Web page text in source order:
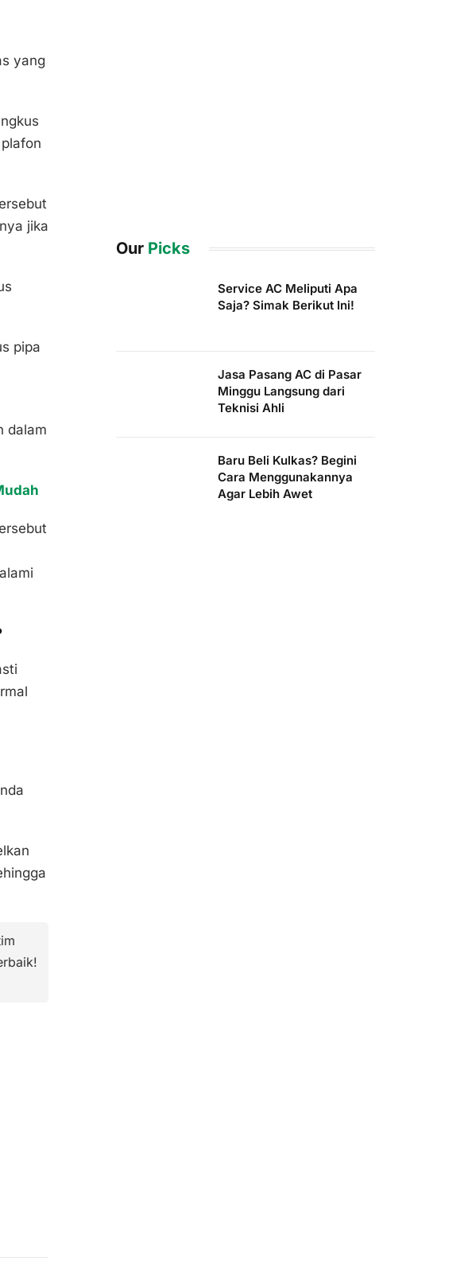
yang
jika
pipa
dalam
Our Picks
Service AC Meliputi Apa
Saja? Simak Berikut Ini!
Jasa Pasang AC di Pasar
Minggu Langsung dari
Teknisi Ahli
Baru Beli Kulkas? Begini
Cara Menggunakannya
Agar Lebih Awet